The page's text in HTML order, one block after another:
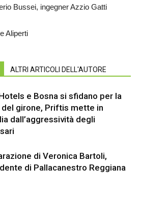
Bussei, ingegner Azzio Gatti
Aliperti
ALTRI ARTICOLI DELL'AUTORE
e Bosna si sfidano per la
girone, Priftis mette in
dall’aggressività degli
di Veronica Bartoli,
di Pallacanestro Reggiana